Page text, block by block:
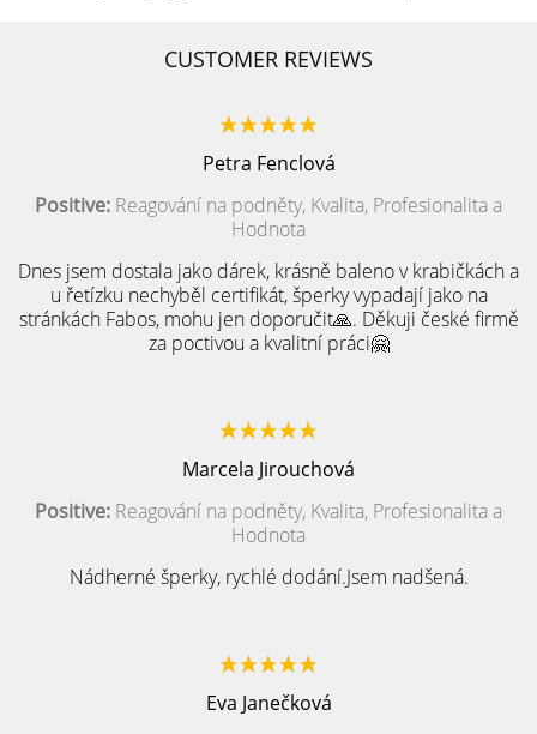
CUSTOMER REVIEWS
Petra Fenclová
Positive: Reagování na podněty, Kvalita, Profesionalita a
Hodnota
Dnes jsem dostala jako dárek, krásně baleno v krabičkách a
u řetízku nechyběl certifikát, šperky vypadají jako na
stránkách Fabos, mohu jen doporučit🙏. Děkuji české firmě
za poctivou a kvalitní práci🤗
Marcela Jirouchová
Positive: Reagování na podněty, Kvalita, Profesionalita a
Hodnota
Nádherné šperky, rychlé dodání.Jsem nadšená.
Eva Janečková